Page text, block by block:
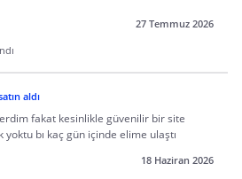
27 Temmuz 2026
aldı
fakat kesinlikle güvenilir bir site
yoktu bı kaç gün içinde elime ulaştı
18 Haziran 2026